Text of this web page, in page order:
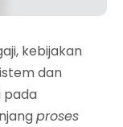
kebijakan
dan
pada
proses